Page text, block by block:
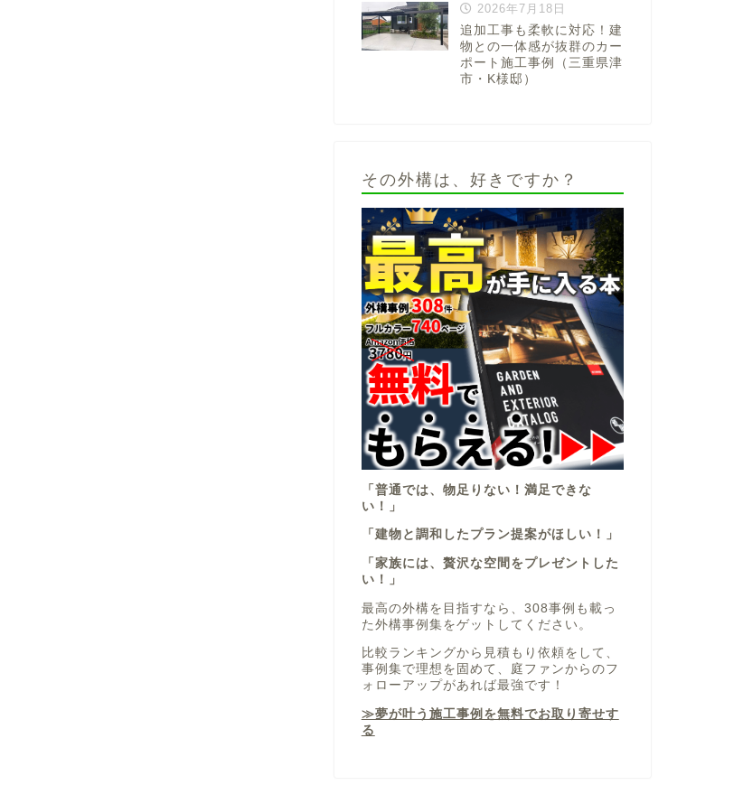
2026年7月18日
追加工事も柔軟に対応！建
物との一体感が抜群のカー
ポート施工事例（三重県津
市・K様邸）
その外構は、好きですか？
「普通では、物足りない！満足できな
い！」
「建物と調和したプラン提案がほしい！」
「家族には、贅沢な空間をプレゼントした
い！」
最高の外構を目指すなら、308事例も載っ
た外構事例集をゲットしてください。
比較ランキングから見積もり依頼をして、
事例集で理想を固めて、庭ファンからのフ
ォローアップがあれば最強です！
≫夢が叶う施工事例を無料でお取り寄せす
る